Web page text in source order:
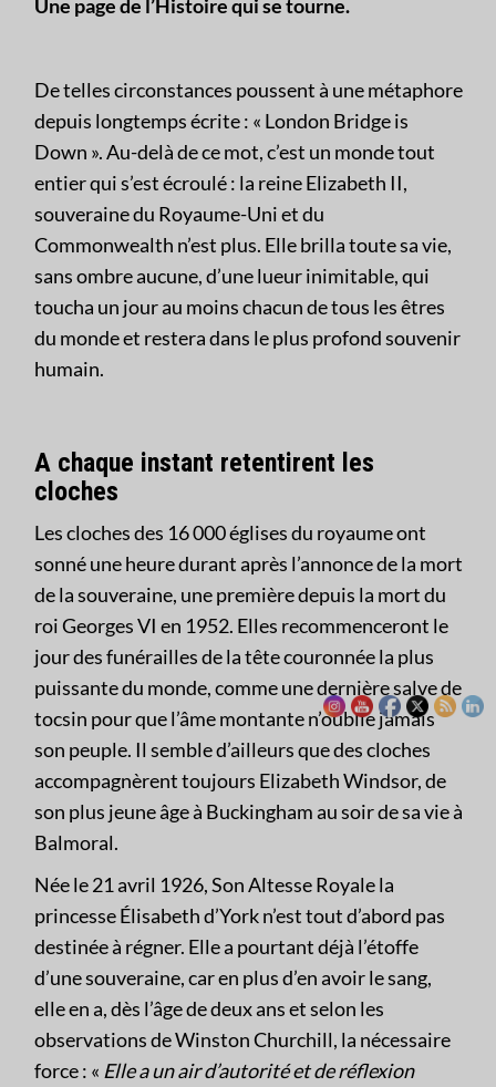
Une page de l’Histoire qui se tourne.
De telles circonstances poussent à une métaphore
depuis longtemps écrite : « London Bridge is
Down ». Au-delà de ce mot, c’est un monde tout
entier qui s’est écroulé : la reine Elizabeth II,
souveraine du Royaume-Uni et du
Commonwealth n’est plus. Elle brilla toute sa vie,
sans ombre aucune, d’une lueur inimitable, qui
toucha un jour au moins chacun de tous les êtres
du monde et restera dans le plus profond souvenir
humain.
A chaque instant retentirent les
cloches
Les cloches des 16 000 églises du royaume ont
sonné une heure durant après l’annonce de la mort
de la souveraine, une première depuis la mort du
roi Georges VI en 1952. Elles recommenceront le
jour des funérailles de la tête couronnée la plus
puissante du monde, comme une dernière salve de
tocsin pour que l’âme montante n’oublie jamais
son peuple. Il semble d’ailleurs que des cloches
accompagnèrent toujours Elizabeth Windsor, de
son plus jeune âge à Buckingham au soir de sa vie à
Balmoral.
Née le 21 avril 1926, Son Altesse Royale la
princesse Élisabeth d’York n’est tout d’abord pas
destinée à régner. Elle a pourtant déjà l’étoffe
d’une souveraine, car en plus d’en avoir le sang,
elle en a, dès l’âge de deux ans et selon les
observations de Winston Churchill, la nécessaire
force : « Elle a un air d’autorité et de réflexion